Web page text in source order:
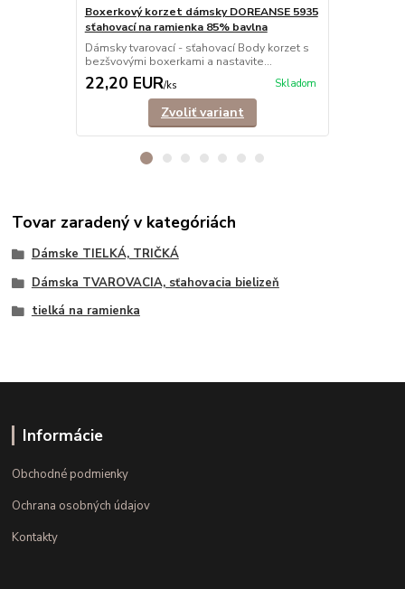
Boxerkový korzet dámsky DOREANSE 5935
sťahovací na ramienka 85% bavlna
Dámsky tvarovací - sťahovací Body korzet s
bezšvovými boxerkami a nastavite...
22,20 EUR/ks Skladom
Zvoliť variant
Tovar zaradený v kategóriách
Dámske TIELKÁ, TRIČKÁ
Dámska TVAROVACIA, sťahovacia bielizeň
tielká na ramienka
Informácie
Obchodné podmienky
Ochrana osobných údajov
Kontakty